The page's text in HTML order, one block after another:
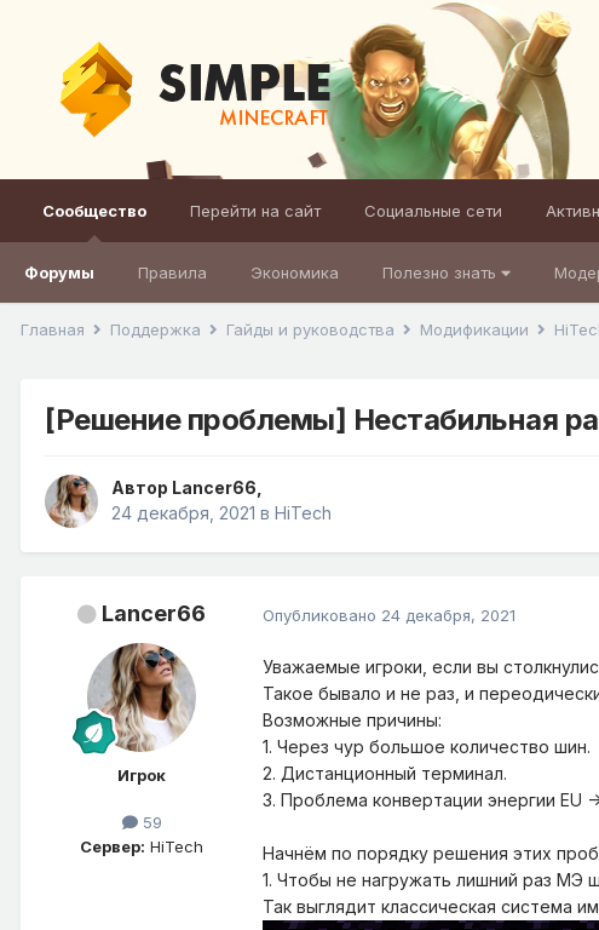
Сообщество
Форумы Правила Экономика Полезно знать
Перейти на сайт Социальные сети
Главная Поддержка Гайды и руководства Модификации
[Решение проблемы] Нестабильная
Автор Lancer66
24 декабря, 2021 в HiTech
Lancer66
Игрок
59
Сервер: HiTech
Опубликовано 24 декабря, 2021
Уважаемые игроки, если вы
Такое бывало и не раз, и
Возможные причины:
1. Через чур большое количество шин.
2. Дистанционный терминал.
3. Проблема конвертации энергии EU -
Начнём по порядку решения этих
1. Чтобы не нагружать лишний раз МЭ
Так выглядит классическая система